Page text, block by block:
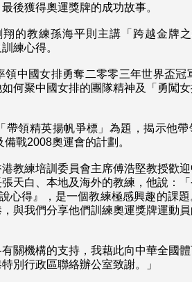
後獲得奧運獎牌的成功故事。
的教練孫海平則主講「跨越金牌
練心得。
中國女排勇奪二零零三年世界盃冠
何聚中國女排的團隊精神及「勇闖
帶領精英揚帆爭標」為題，揭示他
戰2008奧運會的計劃。
教練培訓委員會主席傅浩堅教授歡
天白、本地及海外的教練，他說：
心得』，是一個教練極感興趣的課
與我們分享他們訓練奧運獎牌運動
關機構的支持，我藉此向中華全國
別行政區聯絡辦公室致謝。」